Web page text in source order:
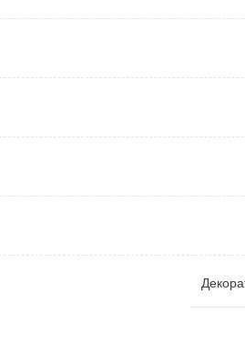
Розетки